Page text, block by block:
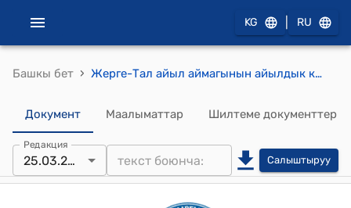
KG RU
Башкы бет › Жерге-Тал айыл аймагынын айылдык кеңешинин 2024-жылдын 25-мартындагы "Жерге-Тал айыл аймагынын айылдык кеңешинин XXVIII чакырылышынын VIII кезексиз сессиясынын 2023-жылдын 24-ноябрындагы №8/4 токтомуна өзгөртүү жана толуктоо киргизүү жөнүндө " №11/4 токтому
Документ Маалыматтар Шилтеме документтер
Редакция
25.03.2024 Салыштыруу